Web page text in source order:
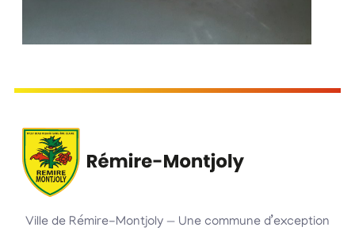
Ville de Rémire-Montjoly — Une commune d’exception